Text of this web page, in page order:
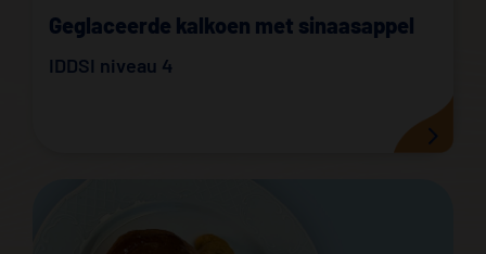
Geglaceerde kalkoen met sinaasappel
IDDSI niveau 4